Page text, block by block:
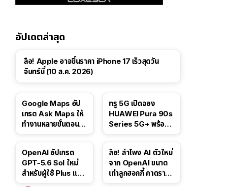
อัปเดตล่าสุด
ลือ! Apple อาจขึ้นราคา iPhone 17 เร็วสุดวัน
จันทร์นี้ (10 ส.ค. 2026)
Google Maps อัป
เกรด Ask Maps ให้
ทำงานหลายขั้นตอนได้
สาธารณะ
ทรู 5G เปิดจอง
HUAWEI Pura 90s
Series 5G+ พร้อม
OpenAI อัปเกรด
GPT-5.6 Sol ใหม่
สำหรับผู้ใช้ Plus และ
ลือ! ลำโพง AI ตัวใหม่
จาก OpenAI ขนาด
เท่าลูกฮอกกี้ คาดราคา